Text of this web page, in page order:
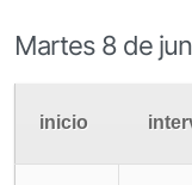
Martes 8 de
inicio